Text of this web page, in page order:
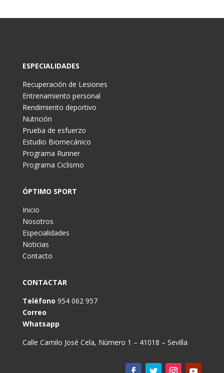
ESPECIALIDADES
Recuperación de Lesiones
Entrenamiento personal
Rendimiento deportivo
Nutrición
Prueba de esfuerzo
Estudio Biomecánico
Programa Runner
Programa Ciclismo
ÓPTIMO SPORT
Inicio
Nosotros
Especialidades
Noticias
Contacto
CONTACTAR
Teléfono 954 062 957
Correo
Whatsapp
Calle Camilo José Cela, Número 1 – 41018 – Sevilla